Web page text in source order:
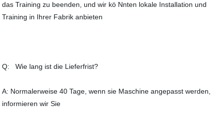
das Training zu beenden, und wir kö Nnten lokale Installation und
Training in Ihrer Fabrik anbieten
Q: Wie lang ist die Lieferfrist?
A: Normalerweise 40 Tage, wenn sie Maschine angepasst werden,
informieren wir Sie